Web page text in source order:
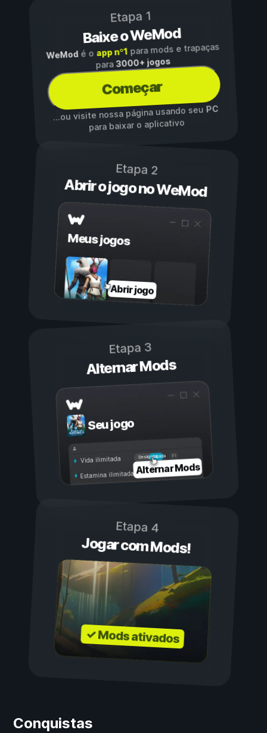
Etapa 1
Baixe o WeMod
WeModé o app nº1para mods e trapaças
para3000+ jogos
Começar
...ou visite nossa página usando seuPC
para baixar o aplicativo
Etapa 2
Abrir o jogo no WeMod
Meus jogos
Abrir jogo
Etapa 3
Alternar Mods
Seu jogo
Ligada
Desligada
Vida ilimitada
Estamina ilimitadaAlternar Mods
Etapa 4
Jogar com Mods!
✓ Mods ativados
Conquistas